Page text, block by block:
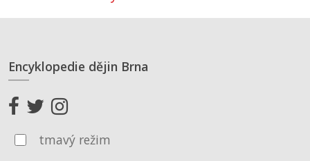
Encyklopedie dějin Brna
tmavý režim